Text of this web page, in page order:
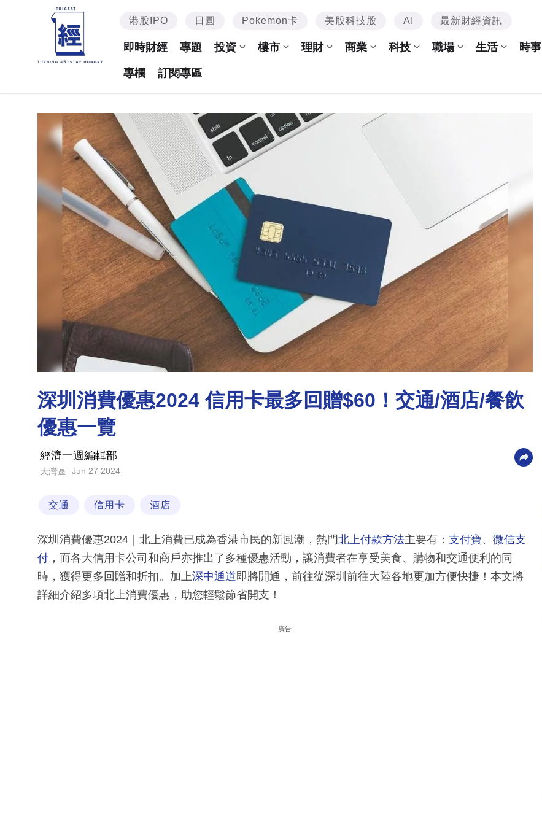
港股IPO 日圓 Pokemon卡 美股科技股 AI 最新財經資訊
即時財經 專題 投資 樓市 理財 商業 科技 職場 生活 時事
專欄 訂閱專區
深圳消費優惠2024 信用卡最多回贈$60！交通/酒店/餐飲
優惠一覽
經濟一週編輯部
大灣區 Jun 27 2024
交通 信用卡 酒店
深圳消費優惠2024｜北上消費已成為香港市民的新風潮，熱門北上付款方法主要有： 支付寶、 微信支
付 ，而各大信用卡公司和商戶亦推出了多種優惠活動，讓消費者在享受美食、購物和交通便利的同
時，獲得更多回贈和折扣。加上深中通道即將開通，前往從深圳前往大陸各地更加方便快捷！本文將
詳細介紹多項北上消費優惠，助您輕鬆節省開支！
廣告